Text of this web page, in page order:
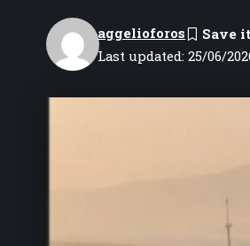
Last updated: 25/06/
aggelioforos